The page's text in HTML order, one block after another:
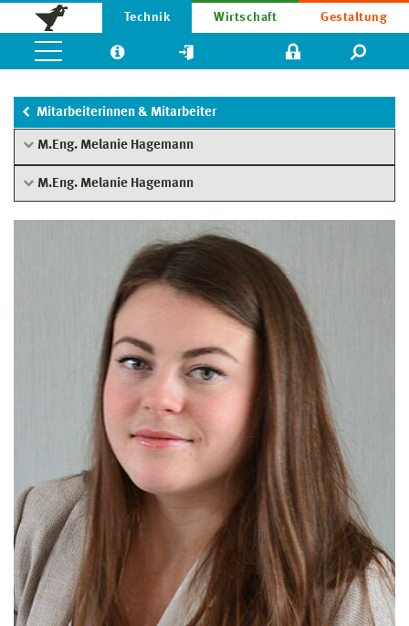
Technik Wirtschaft Gestaltung
Mitarbeiterinnen & Mitarbeiter
M.Eng. Melanie Hagemann
M.Eng. Melanie Hagemann